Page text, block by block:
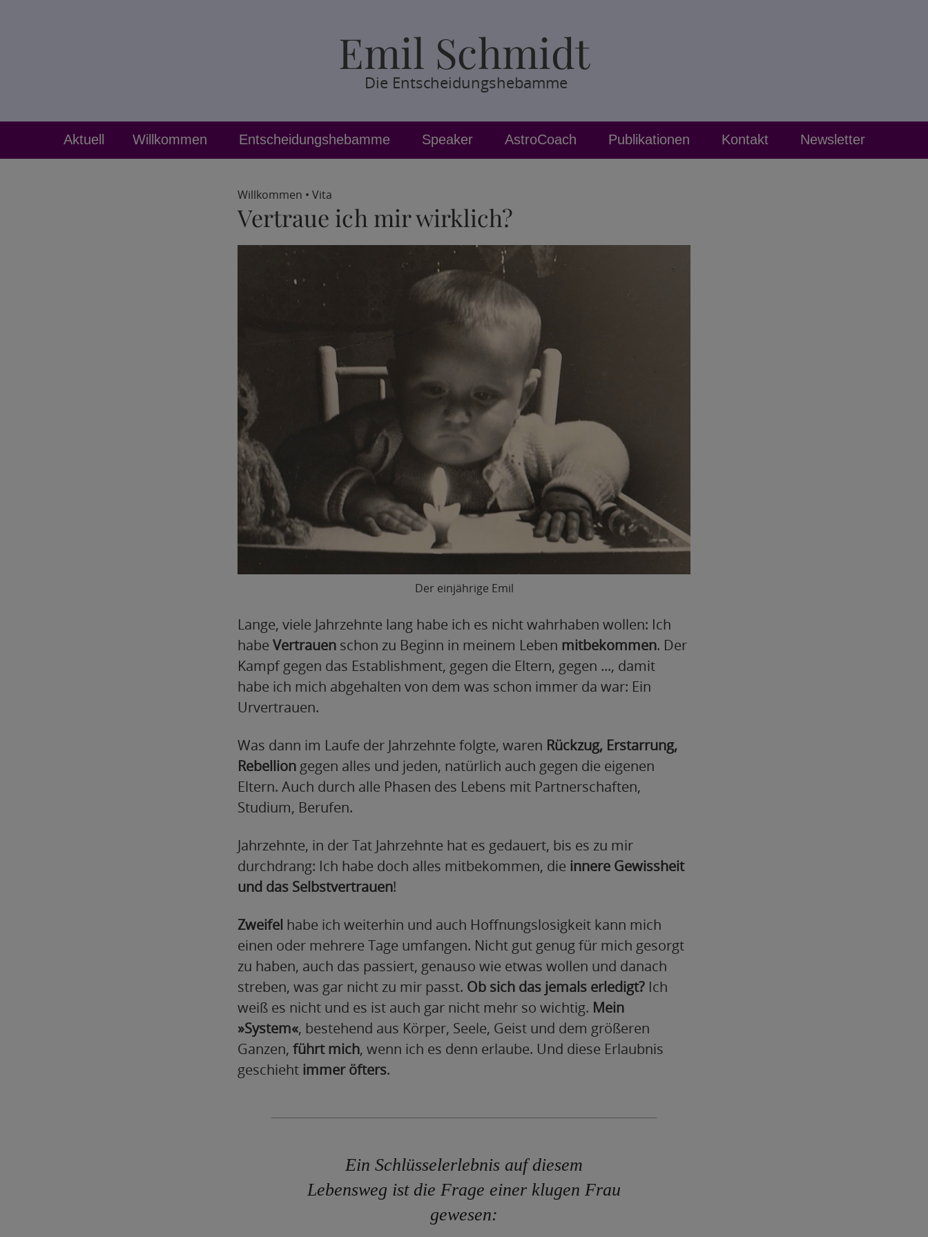
Emil Schmidt
Die Entscheidungshebamme
Aktuell Willkommen Entscheidungshebamme Speaker AstroCoach Publikationen Kontakt Newsletter
Willkommen •Vita
Vertraue ich mir wirklich?
Der einjährige Emil
Lange, viele Jahrzehnte lang habe ich es nicht wahrhaben wollen: Ich
habeVertrauen schon zu Beginn in meinem Leben mitbekommen. Der
Kampf gegen das Establishment, gegen die Eltern, gegen ..., damit
habe ich mich abgehalten von dem was schon immer da war: Ein
Urvertrauen.
Was dann im Laufe der Jahrzehnte folgte, waren Rückzug, Erstarrung,
Rebellion gegen alles und jeden, natürlich auch gegen die eigenen
Eltern. Auch durch alle Phasen des Lebens mit Partnerschaften,
Studium, Berufen.
Jahrzehnte, in der Tat Jahrzehnte hat es gedauert, bis es zu mir
durchdrang: Ich habe doch alles mitbekommen, die innere Gewissheit
und das Selbstvertrauen!
Zweifel habe ich weiterhin und auch Hoffnungslosigkeit kann mich
einen oder mehrere Tage umfangen. Nicht gut genug für mich gesorgt
zu haben, auch das passiert, genauso wie etwas wollen und danach
streben, was gar nicht zu mir passt. Ob sich das jemals erledigt? Ich
weiß es nicht und es ist auch gar nicht mehr so wichtig. Mein
»System«, bestehend aus Körper, Seele, Geist und dem größeren
Ganzen,führt mich, wenn ich es denn erlaube. Und diese Erlaubnis
geschieht immer öfters.
Ein Schlüsselerlebnis auf diesem
Lebensweg ist die Frage einer klugen Frau
gewesen: